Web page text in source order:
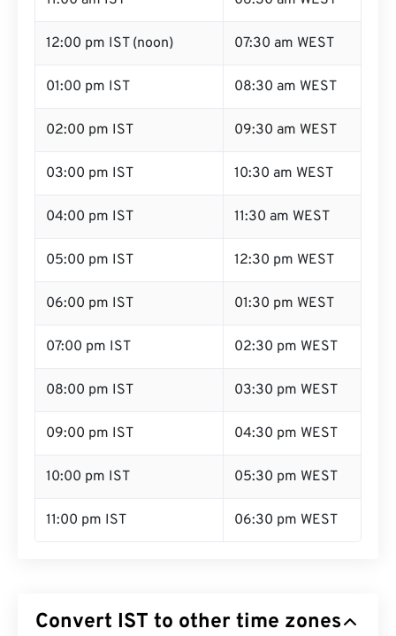
12:00 pm IST (noon) 07:30 am WEST
01:00 pm IST 08:30 am WEST
02:00 pm IST 09:30 am WEST
03:00 pm IST 10:30 am WEST
04:00 pm IST 11:30 am WEST
05:00 pm IST 12:30 pm WEST
06:00 pm IST 01:30 pm WEST
07:00 pm IST 02:30 pm WEST
08:00 pm IST 03:30 pm WEST
09:00 pm IST 04:30 pm WEST
10:00 pm IST 05:30 pm WEST
11:00 pm IST 06:30 pm WEST
Convert IST to other time zones